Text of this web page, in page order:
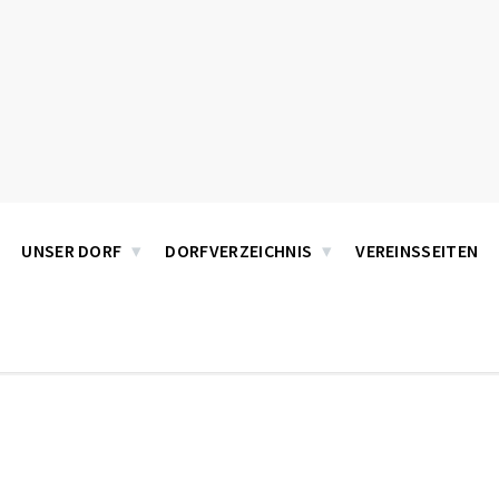
UNSER DORF DORFVERZEICHNIS VEREINSSEITEN